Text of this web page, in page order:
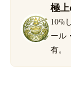
極
10%
ール
有。